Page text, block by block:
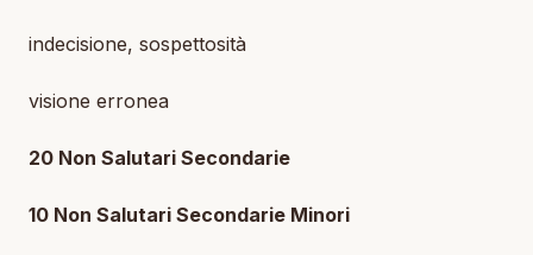
indecisione, sospettosità
visione erronea
20 Non Salutari Secondarie
10 Non Salutari Secondarie Minori